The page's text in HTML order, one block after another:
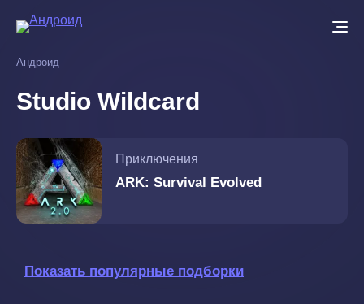
основному
Андроид
Studio Wildcard
Приключения
ARK: Survival Evolved
Показать популярные подборки